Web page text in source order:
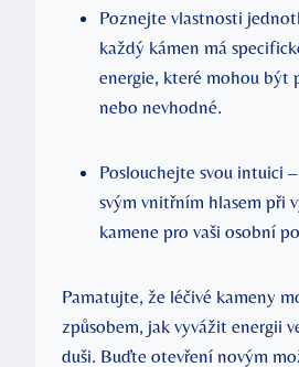
Poznejte vlastnosti
každý kámen má
energie, které mohou být
nebo nevhodné.
Poslouchejte svou intuici
svým vnitřním hlasem při
kamene pro vaši osobní
Pamatujte, že léčivé kameny
způsobem, jak vyvážit energii
duši. Buďte otevření novým